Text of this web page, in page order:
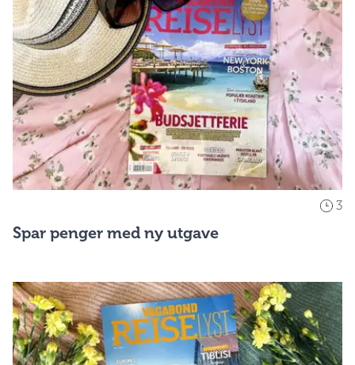
3
Spar penger med ny utgave